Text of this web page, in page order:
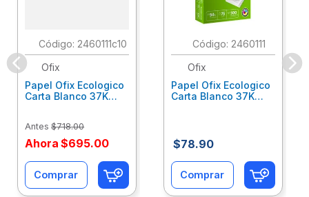
: 2460111c10
Ofix
Papel Ofix Ecologico
Carta Blanco 37K
Antes $718.00
Ahora $695.00
Comprar
: 2460111
Ofix
Papel Ofix Ecologico
Carta Blanco 37K
$78.90
Comprar